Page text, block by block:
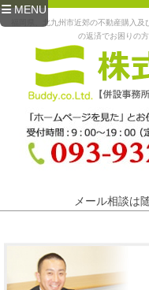
MENU
福岡県、北九州市近郊の不動産購入
の返済でお困りの
メール相談は